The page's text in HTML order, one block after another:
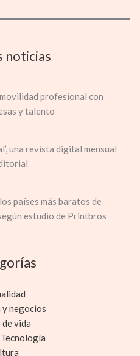
noticias
profesional con
y talento
una revista digital mensual
países más baratos de
estudio de Printbros
y negocios
vida